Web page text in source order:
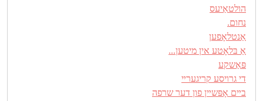
הולטאַיעס
נחום.
אַנטלאָפען
אַ בּלאָטע אין מיטען...
פּאַשקע
די גרױסע קריגערײ
בײם אָפּשײן פון דער שרפה